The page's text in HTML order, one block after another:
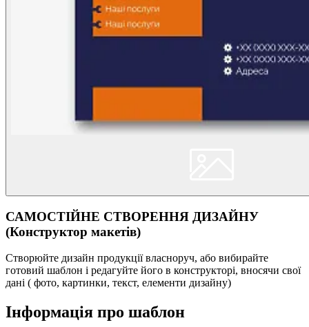
САМОСТІЙНЕ СТВОРЕННЯ ДИЗАЙНУ
(Конструктор макетів)
Створюйте дизайн продукції власноруч, або вибирайте
готовий шаблон і редагуйте його в конструкторі, вносячи свої
дані ( фото, картинки, текст, елементи дизайну)
Інформація про шаблон